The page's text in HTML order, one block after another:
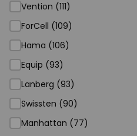
Vention (111)
ForCell (109)
Hama (106)
Equip (93)
Lanberg (93)
Swissten (90)
Manhattan (77)